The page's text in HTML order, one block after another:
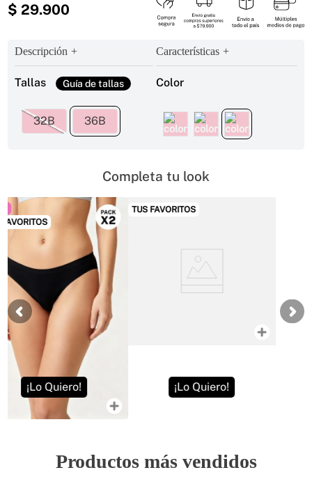
$ 29.900
Descripción
Tallas
32B 36B
Características
Color
Completa tu look
¡Lo Quiero! ¡Lo Quiero!
MAS VENDIDO
Productos más vendidos